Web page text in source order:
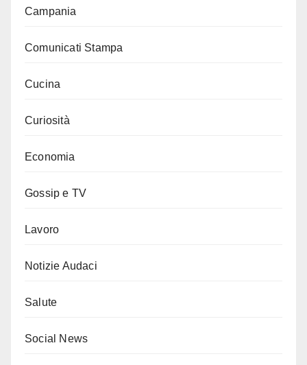
Campania
Comunicati Stampa
Cucina
Curiosità
Economia
Gossip e TV
Lavoro
Notizie Audaci
Salute
Social News